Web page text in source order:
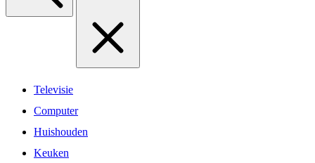
Televisie
Computer
Huishouden
Keuken